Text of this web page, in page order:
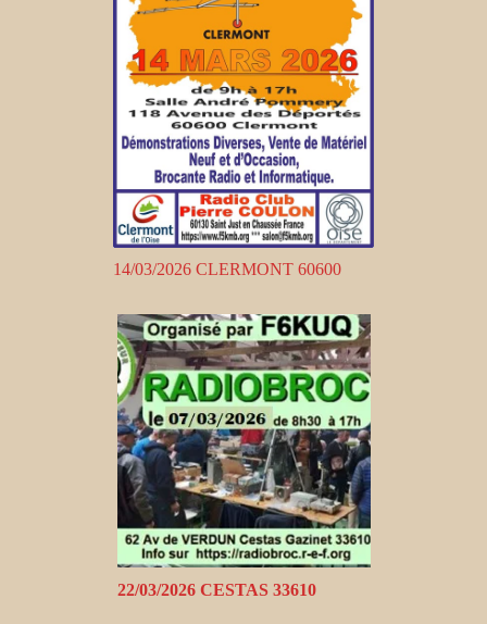
14/03/2026 CLERMONT 60600
22/03/2026 CESTAS 33610